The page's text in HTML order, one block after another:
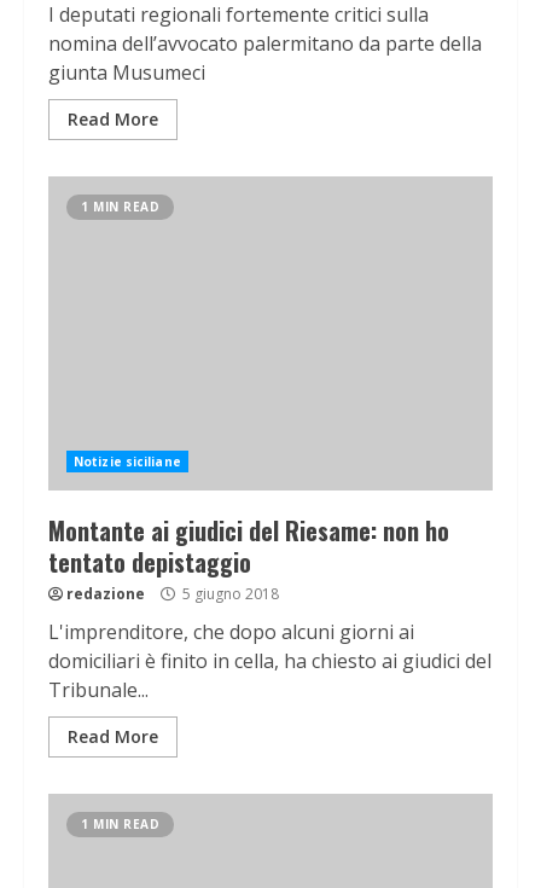
I deputati regionali fortemente critici sulla
nomina dell’avvocato palermitano da parte della
giunta Musumeci
Read More
1 MIN READ
Notizie siciliane
Montante ai giudici del Riesame: non ho
tentato depistaggio
redazione 5 giugno 2018
L'imprenditore, che dopo alcuni giorni ai
domiciliari è finito in cella, ha chiesto ai giudici del
Tribunale...
Read More
1 MIN READ